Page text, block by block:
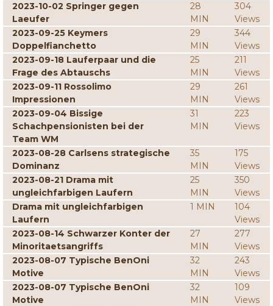
2023-10-02 Springer gegen
Laeufer
28
MIN
304
Views
2023-09-25 Keymers
Doppelfianchetto
29
MIN
344
Views
2023-09-18 Lauferpaar und die
Frage des Abtauschs
25
MIN
211
Views
2023-09-11 Rossolimo
Impressionen
29
MIN
261
Views
2023-09-04 Bissige
Schachpensionisten bei der
Team WM
31
MIN
223
Views
2023-08-28 Carlsens strategische
Dominanz
35
MIN
175
Views
2023-08-21 Drama mit
ungleichfarbigen Laufern
25
MIN
350
Views
Drama mit ungleichfarbigen
Laufern
1 MIN
104
Views
2023-08-14 Schwarzer Konter der
Minoritaetsangriffs
27
MIN
277
Views
2023-08-07 Typische BenOni
Motive
32
MIN
243
Views
2023-08-07 Typische BenOni
Motive
32
MIN
109
Views